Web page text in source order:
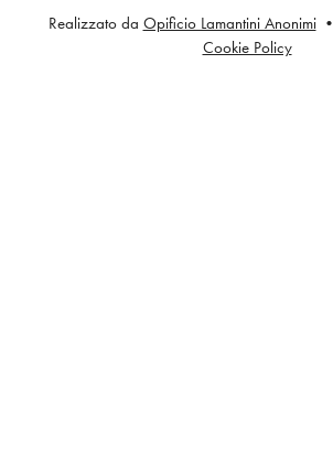
Realizzato da Opificio Lamantini Anonimi•
Cookie Policy